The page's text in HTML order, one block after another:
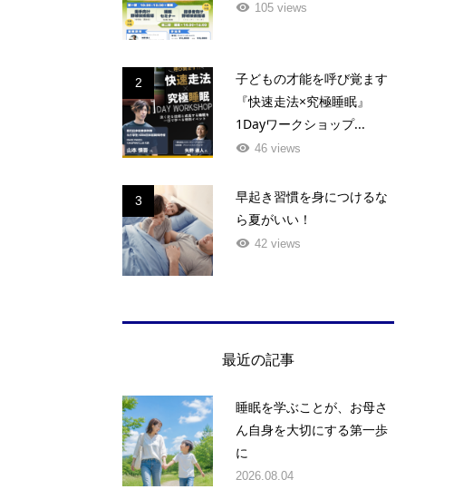
105 views
2
子どもの才能を呼び覚ます
『快速走法×究極睡眠』
1Dayワークショップ...
46 views
3
早起き習慣を身につけるな
ら夏がいい！
42 views
最近の記事
睡眠を学ぶことが、お母さ
ん自身を大切にする第一歩
に
2026.08.04